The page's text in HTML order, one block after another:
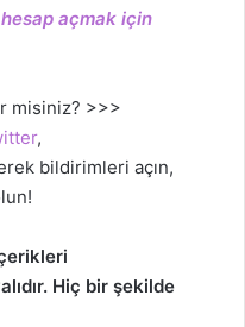
hesap açmak için
misiniz? >>>
,
bildirimleri açın,
Hiç bir şekilde